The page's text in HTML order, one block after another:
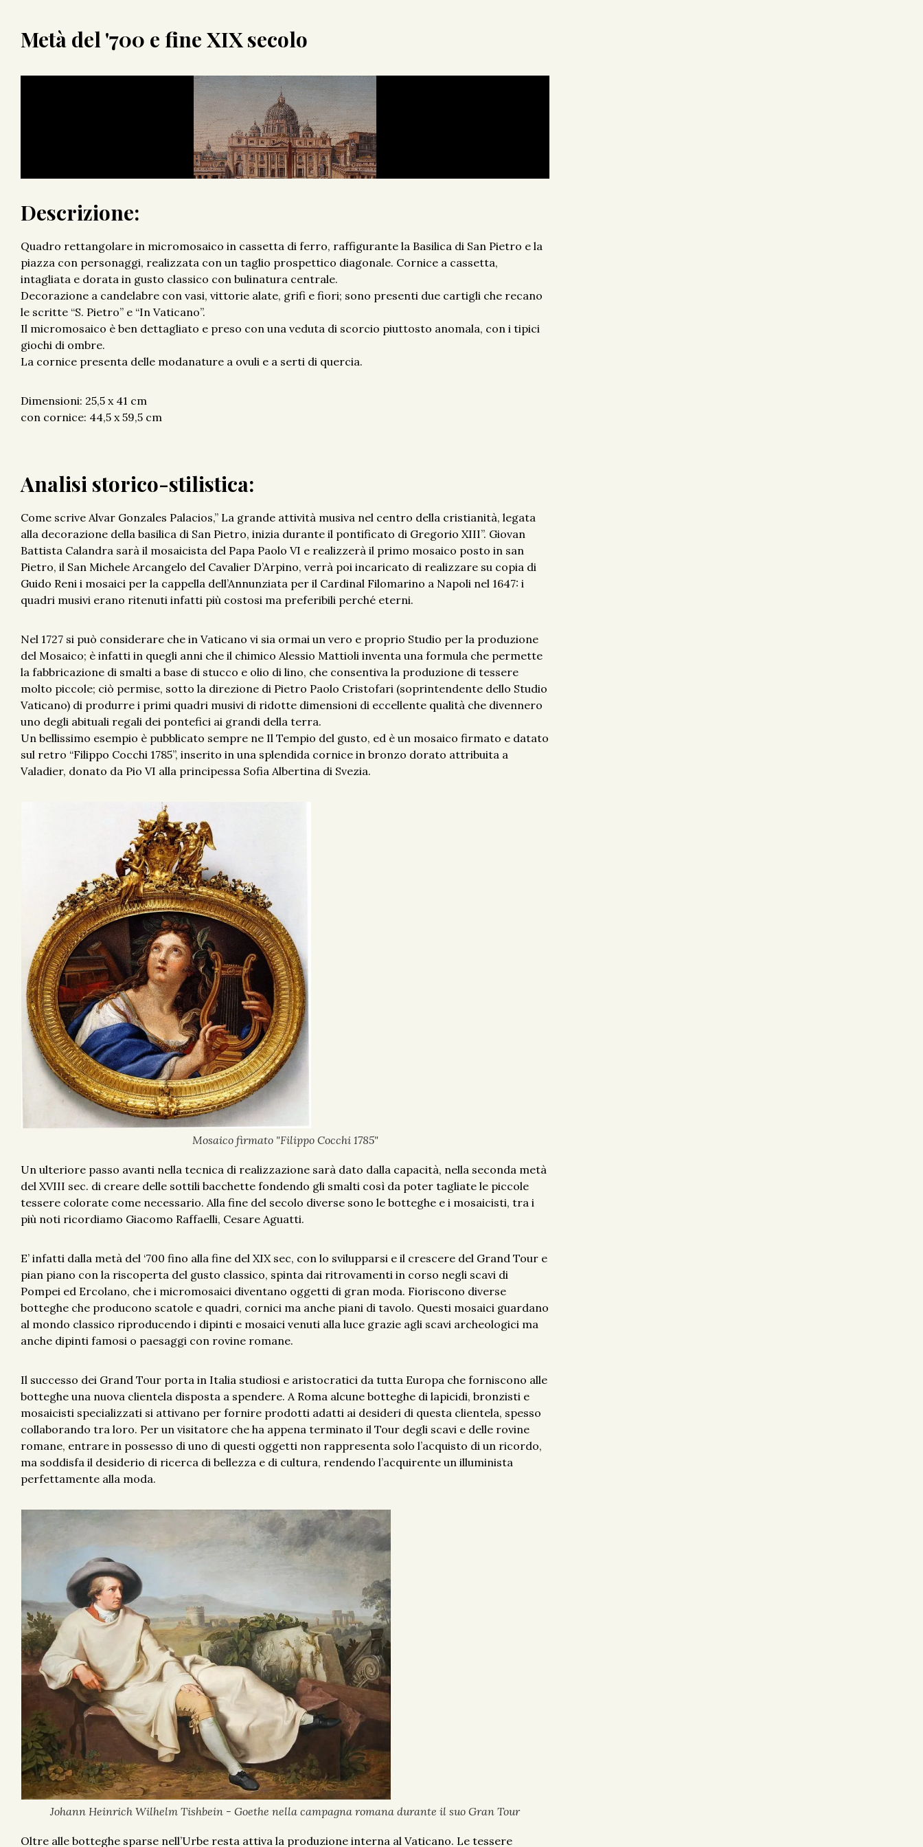
Metà del '700 e fine XIX secolo
Descrizione:
Quadro rettangolare in micromosaico in cassetta di ferro, raffigurante la Basilica di San Pietro e la
piazza con personaggi, realizzata con un taglio prospettico diagonale. Cornice a cassetta,
intagliata e dorata in gusto classico con bulinatura centrale.
Decorazione a candelabre con vasi, vittorie alate, grifi e fiori; sono presenti due cartigli che recano
le scritte “S. Pietro” e “In Vaticano”.
Il micromosaico è ben dettagliato e preso con una veduta di scorcio piuttosto anomala, con i tipici
giochi di ombre.
La cornice presenta delle modanature a ovuli e a serti di quercia.
Dimensioni: 25,5 x 41 cm
con cornice: 44,5 x 59,5 cm
Analisi storico-stilistica:
Come scrive Alvar Gonzales Palacios,” La grande attività musiva nel centro della cristianità, legata
alla decorazione della basilica di San Pietro, inizia durante il pontificato di Gregorio XIII”. Giovan
Battista Calandra sarà il mosaicista del Papa Paolo VI e realizzerà il primo mosaico posto in san
Pietro, il San Michele Arcangelo del Cavalier D’Arpino, verrà poi incaricato di realizzare su copia di
Guido Reni i mosaici per la cappella dell’Annunziata per il Cardinal Filomarino a Napoli nel 1647: i
quadri musivi erano ritenuti infatti più costosi ma preferibili perché eterni.
Nel 1727 si può considerare che in Vaticano vi sia ormai un vero e proprio Studio per la produzione
del Mosaico; è infatti in quegli anni che il chimico Alessio Mattioli inventa una formula che permette
la fabbricazione di smalti a base di stucco e olio di lino, che consentiva la produzione di tessere
molto piccole; ciò permise, sotto la direzione di Pietro Paolo Cristofari (soprintendente dello Studio
Vaticano) di produrre i primi quadri musivi di ridotte dimensioni di eccellente qualità che divennero
uno degli abituali regali dei pontefici ai grandi della terra.
Un bellissimo esempio è pubblicato sempre ne Il Tempio del gusto, ed è un mosaico firmato e datato
sul retro “Filippo Cocchi 1785”, inserito in una splendida cornice in bronzo dorato attribuita a
Valadier, donato da Pio VI alla principessa Sofia Albertina di Svezia.
Mosaico firmato "Filippo Cocchi 1785"
Un ulteriore passo avanti nella tecnica di realizzazione sarà dato dalla capacità, nella seconda metà
del XVIII sec. di creare delle sottili bacchette fondendo gli smalti così da poter tagliate le piccole
tessere colorate come necessario. Alla fine del secolo diverse sono le botteghe e i mosaicisti, tra i
più noti ricordiamo Giacomo Raffaelli, Cesare Aguatti.
E’ infatti dalla metà del ‘700 fino alla fine del XIX sec, con lo svilupparsi e il crescere del Grand Tour e
pian piano con la riscoperta del gusto classico, spinta dai ritrovamenti in corso negli scavi di
Pompei ed Ercolano, che i micromosaici diventano oggetti di gran moda. Fioriscono diverse
botteghe che producono scatole e quadri, cornici ma anche piani di tavolo. Questi mosaici guardano
al mondo classico riproducendo i dipinti e mosaici venuti alla luce grazie agli scavi archeologici ma
anche dipinti famosi o paesaggi con rovine romane.
Il successo dei Grand Tour porta in Italia studiosi e aristocratici da tutta Europa che forniscono alle
botteghe una nuova clientela disposta a spendere. A Roma alcune botteghe di lapicidi, bronzisti e
mosaicisti specializzati si attivano per fornire prodotti adatti ai desideri di questa clientela, spesso
collaborando tra loro. Per un visitatore che ha appena terminato il Tour degli scavi e delle rovine
romane, entrare in possesso di uno di questi oggetti non rappresenta solo l’acquisto di un ricordo,
ma soddisfa il desiderio di ricerca di bellezza e di cultura, rendendo l’acquirente un illuminista
perfettamente alla moda.
Johann Heinrich Wilhelm Tishbein - Goethe nella campagna romana durante il suo Gran Tour
Oltre alle botteghe sparse nell’Urbe resta attiva la produzione interna al Vaticano. Le tessere